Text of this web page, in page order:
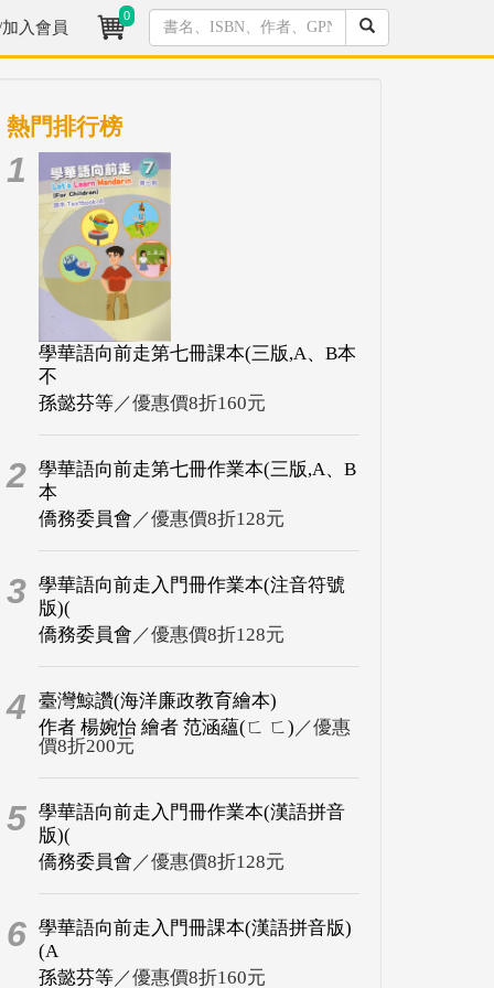
入會員
0
熱門排行榜
1
學華語向前走第七冊課本(三版,A、B本
不
孫懿芬等／優惠價8折160元
2 學華語向前走第七冊作業本(三版,A、B
本
僑務委員會 ／優惠價8折128元
3 學華語向前走入門冊作業本(注音符號
版)(
僑務委員會 ／優惠價8折128元
4
臺灣鯨讚(海洋廉政教育繪本)
作者 楊婉怡 繪者 范涵蘊(ㄈ ㄈ) ／優惠
價8折200元
5 學華語向前走入門冊作業本(漢語拼音
版)(
僑務委員會 ／優惠價8折128元
6 學華語向前走入門冊課本(漢語拼音版)
(A
孫懿芬等／優惠價8折160元